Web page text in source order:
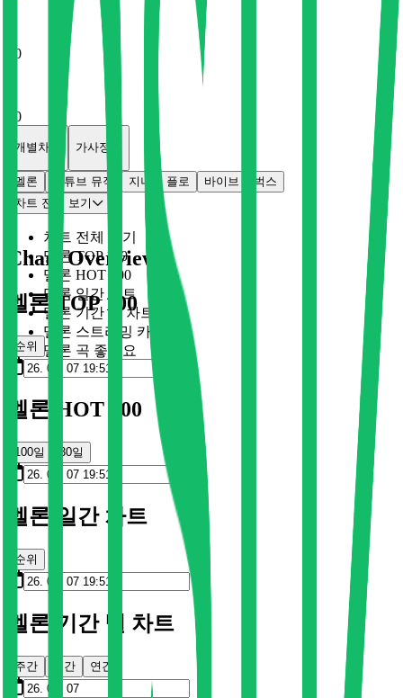
0
0
개별차트 가사정보
멜론 유튜브 뮤직 지니 플로 바이브
벅스
차트 전체 보기
차트 전체 보기
멜론 TOP 100
멜론 HOT 100
멜론 일간 차트
멜론 기간 별 차트
멜론 스트리밍 카드
멜론 곡 좋아요
Chart Overview
멜론 TOP 100
순위
멜론 HOT 100
100일 30일
멜론 일간 차트
순위
멜론 기간 별 차트
주간 월간 연간